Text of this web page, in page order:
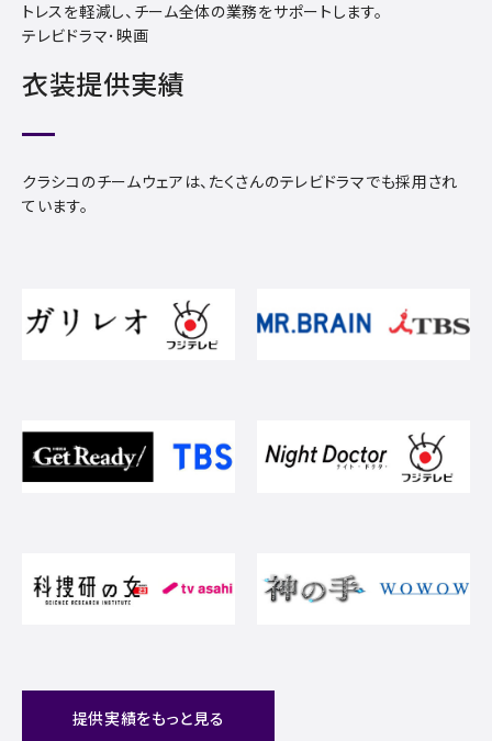
トレスを軽減し、チーム全体の業務をサポートします。
テレビドラマ･映画
衣装提供実績
クラシコのチームウェアは、たくさんのテレビドラマでも採用され
ています。
提供実績をもっと見る